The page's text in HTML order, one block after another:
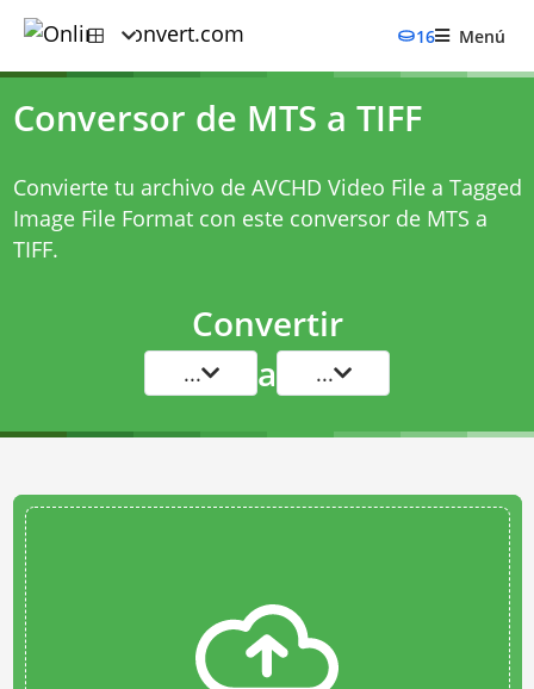
16 Menú
Conversor de MTS a TIFF
Convierte tu archivo de AVCHD Video File a Tagged
Image File Format con este conversor de MTS a
TIFF.
Convertir
... a ...